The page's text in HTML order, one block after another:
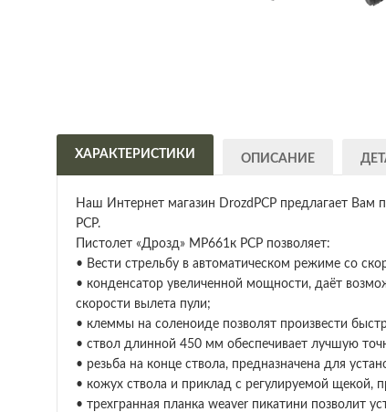
ХАРАКТЕРИСТИКИ ОПИСАНИЕ
Наш Интернет магазин DrozdPCP предлагает Вам
PCP.
Пистолет «Дрозд» МР661к PCP позволяет:
• Вести стрельбу в автоматическом режиме со
• конденсатор увеличенной мощности, даёт
скорости вылета пули;
• клеммы на соленоиде позволят произвести
• ствол длинной 450 мм обеспечивает лучшую
• резьба на конце ствола, предназначена для
• кожух ствола и приклад с регулируемой щекой,
• трехгранная планка weaver пикатини позволит